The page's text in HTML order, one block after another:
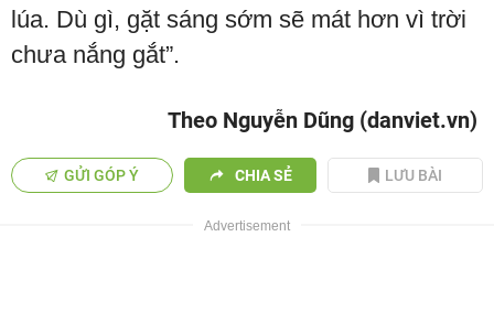
lúa. Dù gì, gặt sáng sớm sẽ mát hơn vì trời
chưa nắng gắt”.
Theo Nguyễn Dũng (danviet.vn)
GỬI GÓP Ý CHIA SẺ LƯU BÀI